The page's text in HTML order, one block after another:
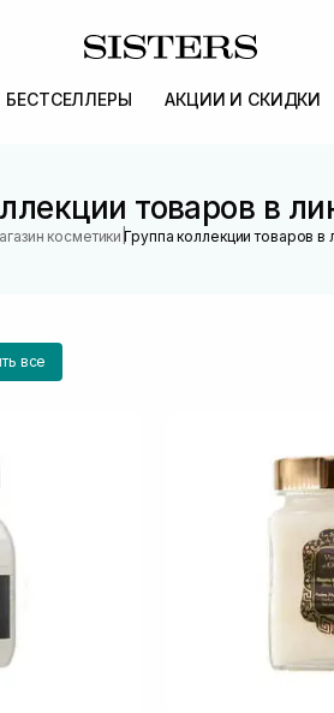
БЕСТСЕЛЛЕРЫ АКЦИИ И СКИДКИ
товаров в
косметики |Группа коллекции товаров в
все